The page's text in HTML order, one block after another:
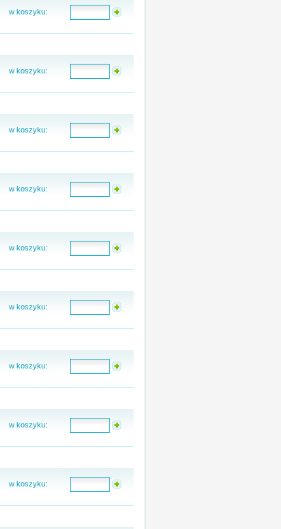
w koszyku:
w koszyku:
w koszyku:
w koszyku:
w koszyku:
w koszyku:
w koszyku:
w koszyku:
w koszyku: